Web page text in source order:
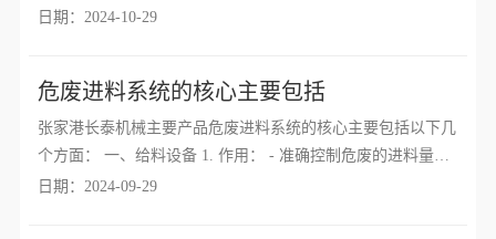
大，提升稳定，占地面积小和良好的密封性等优点，适合提运
日期：2024-10-29
危废进料系统的核心主要包括
张家港长泰机械主要产品危废进料系统的核心主要包括以下几
个方面： 一、给料设备 1. 作用： - 准确控制危废的进料量，
确保后续处理过程的稳定运行。- 将不同形态的危废均匀地输
日期：2024-09-29